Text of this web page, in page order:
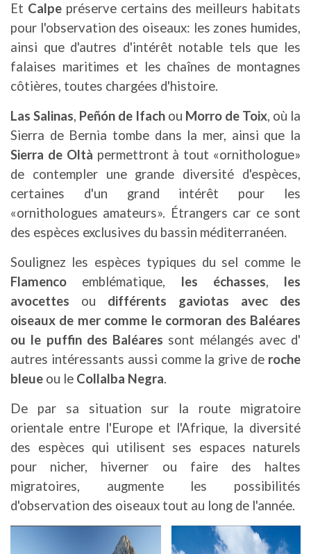
Et Calpepréserve certains des meilleurs habitats
pour l'observation des oiseaux: les zones humides,
ainsi que d'autres d'intérêt notable tels que les
falaises maritimes et les chaînes de montagnes
côtières, toutes chargées d'histoire.
Las Salinas, Peñón de Ifach ou Morro de Toix, où la
Sierra de Bernia tombe dans la mer, ainsi que la
Sierra de Oltà permettront à tout «ornithologue»
de contempler une grande diversité d'espèces,
certaines d'un grand intérêt pour les
«ornithologues amateurs». Étrangers car ce sont
des espèces exclusives du bassin méditerranéen.
Soulignez les espèces typiques du sel comme le
Flamenco emblématique, les échasses, les
avocettes ou différents gaviotas avec des
oiseaux de mer comme le cormoran des Baléares
ou le puffin des Baléares sont mélangés avec d'
autres intéressants aussi comme la grive de roche
bleue ou le Collalba Negra.
De par sa situation sur la route migratoire
orientale entre l'Europe et l'Afrique, la diversité
des espèces qui utilisent ses espaces naturels
pour nicher, hiverner ou faire des haltes
migratoires, augmente les possibilités
d'observation des oiseaux tout au long de l'année.